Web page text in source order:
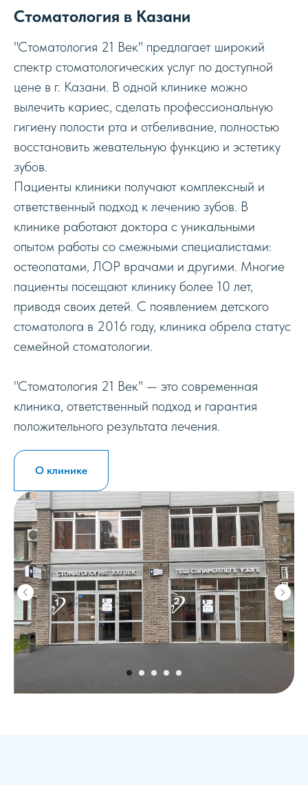
Стоматология в Казани
"Стоматология 21 Век" предлагает широкий
спектр стоматологических услуг по доступной
цене в г. Казани. В одной клинике можно
вылечить кариес, сделать профессиональную
гигиену полости рта и отбеливание, полностью
восстановить жевательную функцию и эстетику
зубов.
Пациенты клиники получают комплексный и
ответственный подход к лечению зубов. В
клинике работают доктора с уникальными
опытом работы со смежными специалистами:
остеопатами, ЛОР врачами и другими. Многие
пациенты посещают клинику более 10 лет,
приводя своих детей. С появлением детского
стоматолога в 2016 году, клиника обрела статус
семейной стоматологии.
"Стоматология 21 Век" — это современная
клиника, ответственный подход и гарантия
положительного результата лечения.
О клинике